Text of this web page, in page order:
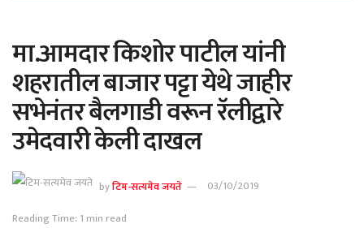
मा.आमदार किशोर पाटील यांनी
शहरातील बाजार पट्टा येथे जाहीर
सभेनंतर बैलगाडी वरून रॅलीद्वारे
उमेदवारी केली दाखल
byटिम-सत्यमेव जयते
03/10/2019
Reading Time: 1 min read